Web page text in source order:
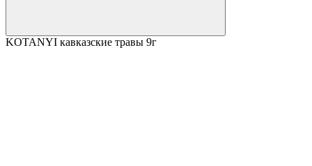
KOTANYI кавказские травы 9г